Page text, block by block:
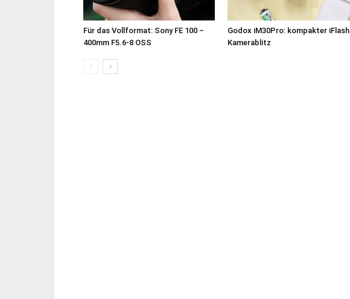
Für das Vollformat: Sony FE 100 –
400mm F5.6-8 OSS
Godox iM30Pro: kompakter iFlash
Kamerablitz